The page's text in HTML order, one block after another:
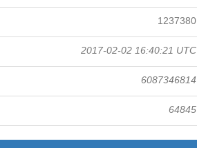
1237380
2017-02-02 16:40:21 UTC
6087346814
64845